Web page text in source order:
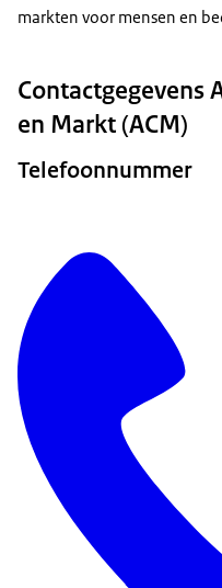
markten voor mensen en
Contactgegevens
en Markt (ACM)
Telefoonnummer